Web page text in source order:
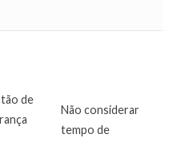
de
Não considerar
tempo de